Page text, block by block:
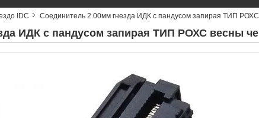
IDC Соединитель 2.00мм гнезда ИДК с пандусом запирая ТИП
ИДК с пандусом запирая ТИП РОХС весны